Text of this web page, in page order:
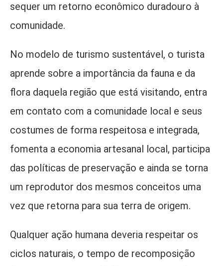
sequer um retorno econômico duradouro à
comunidade.
No modelo de turismo sustentável, o turista
aprende sobre a importância da fauna e da
flora daquela região que está visitando, entra
em contato com a comunidade local e seus
costumes de forma respeitosa e integrada,
fomenta a economia artesanal local, participa
das políticas de preservação e ainda se torna
um reprodutor dos mesmos conceitos uma
vez que retorna para sua terra de origem.
Qualquer ação humana deveria respeitar os
ciclos naturais, o tempo de recomposição